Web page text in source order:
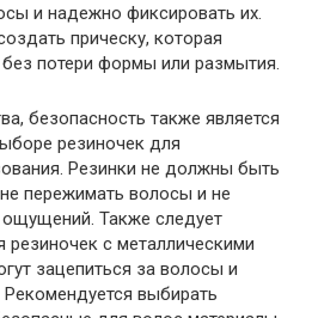
и надежно фиксировать их.
прическу, которая
потери формы или размытия.
безопасность также является
резиночек для
Резинки не должны быть
пережимать волосы и не
Также следует
резиночек с металлическими
зацепиться за волосы и
Рекомендуется выбирать